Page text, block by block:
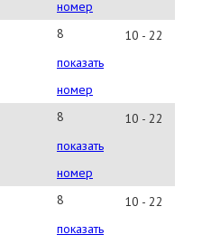
номер
8
(351)
263-
72-
03
показать
номер
10 - 22
8
(351)
237-
62-
77
показать
номер
10 - 22
8
(3519)
показать
10 - 22